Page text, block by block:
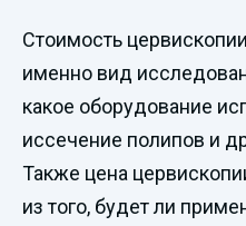
Стоимость
именно вид
какое оборудование
иссечение полипов и
Также цена
из того, будет ли